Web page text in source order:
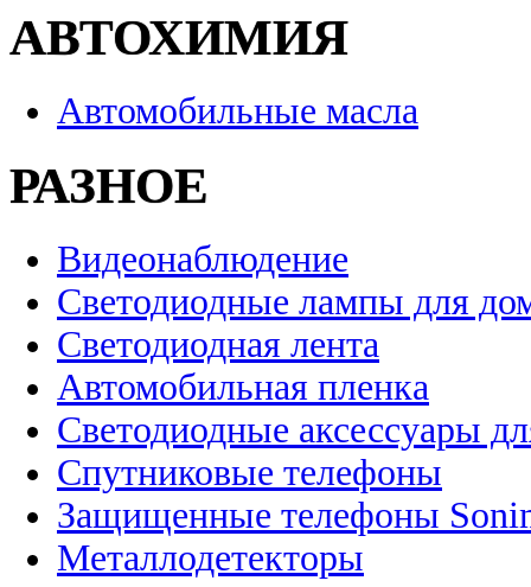
АВТОХИМИЯ
Автомобильные масла
РАЗНОЕ
Видеонаблюдение
Светодиодные лампы для
Светодиодная лента
Автомобильная пленка
Светодиодные аксессуары
Спутниковые телефоны
Защищенные телефоны
Металлодетекторы